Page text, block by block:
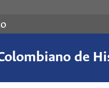
de